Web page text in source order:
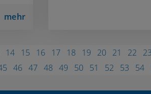
mehr
14 15 16 17 18 19 20 21 22 23
46 47 48 49 50 51 52 53 54